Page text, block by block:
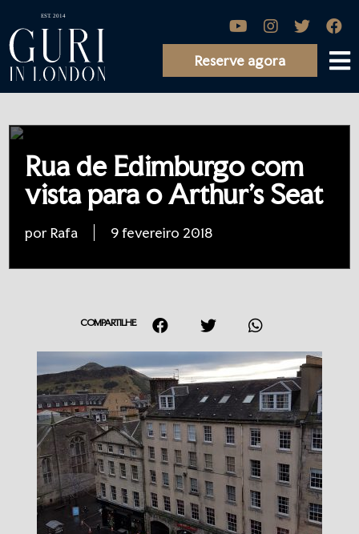
Reserve agora
Rua de Edimburgo com
vista para o Arthur’s Seat
por Rafa 9 fevereiro 2018
COMPARTILHE